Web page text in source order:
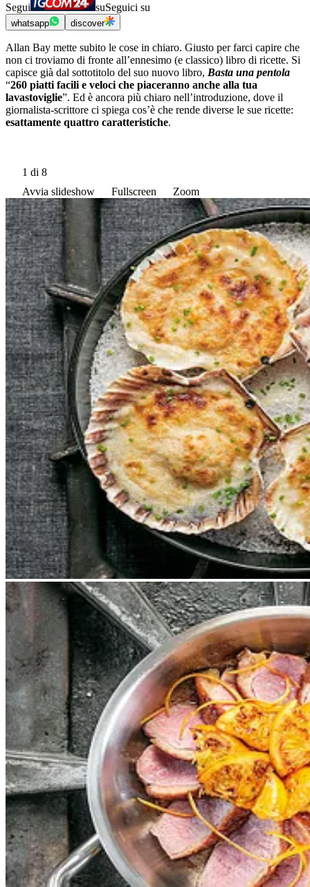
Segui suSeguici su
whatsapp discover
Allan Bay mette subito le cose in chiaro. Giusto per farci capire che
non ci troviamo di fronte all’ennesimo (e classico) libro di ricette. Si
capisce già dal sottotitolo del suo nuovo libro, Basta una pentola
“260 piatti facili e veloci che piaceranno anche alla tua
lavastoviglie”. Ed è ancora più chiaro nell’introduzione, dove il
giornalista-scrittore ci spiega cos’è che rende diverse le sue ricette:
esattamente quattro caratteristiche.
1 di 8
Avvia slideshow
Fullscreen Zoom